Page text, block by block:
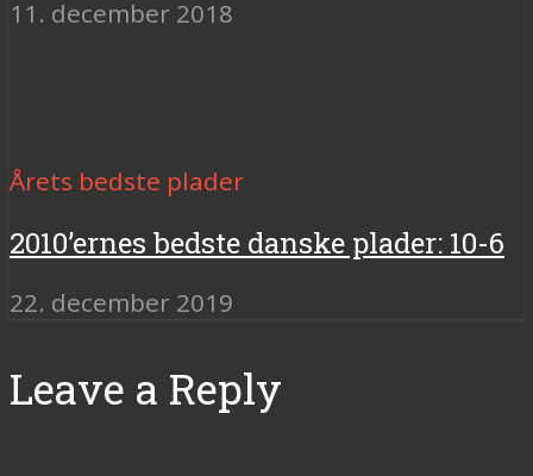
11. december 2018
Årets bedste plader
2010’ernes bedste danske plader: 10-6
22. december 2019
Leave a Reply